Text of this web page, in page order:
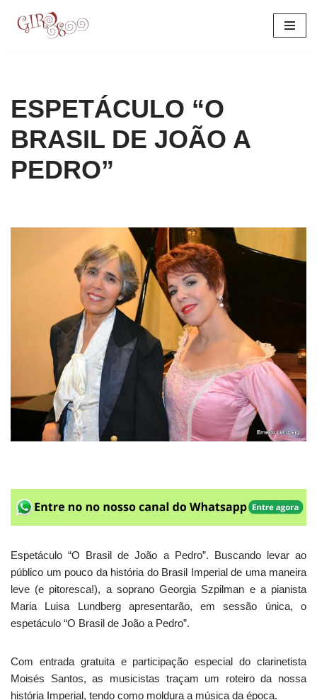
ESPETÁCULO “O
BRASIL DE JOÃO A
PEDRO”
Espetáculo “O Brasil de João a Pedro”. Buscando levar ao
público um pouco da história do Brasil Imperial de uma maneira
leve (e pitoresca!), a soprano Georgia Szpilman e a pianista
Maria Luisa Lundberg apresentarão, em sessão única, o
espetáculo “O Brasil de João a Pedro”.
Com entrada gratuita e participação especial do clarinetista
Moisés Santos, as musicistas traçam um roteiro da nossa
história Imperial, tendo como moldura a música da época.